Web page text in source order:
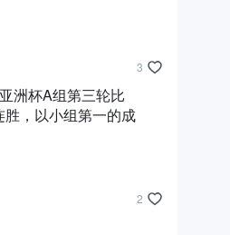
洲杯A组第三轮比
，以小组第一的成
3
2